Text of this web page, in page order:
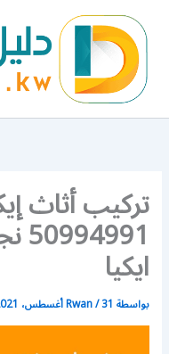
المحتوى
تركيب أثاث
ايكيا
بواسطة Rwan/31 أغسطس، 2021